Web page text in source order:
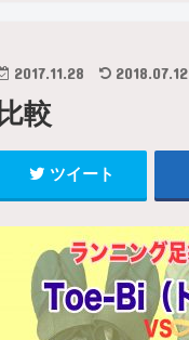
2017.11.28 2018.07.12
比較
ツイート